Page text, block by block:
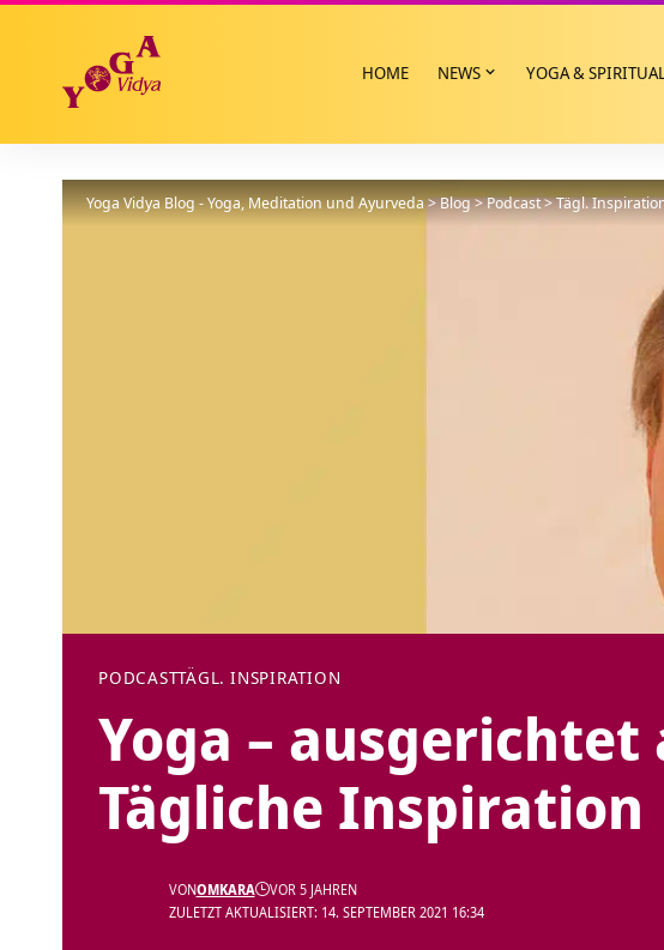
HOME NEWS YOGA &
Yoga Vidya Blog - Yoga, Meditation und Ayurveda>Blog>Podcast>Tägl.
PODCASTTÄGL. INSPIRATION
Yoga –
Tägliche Inspiration
ZULETZT AKTUALISIERT: 14. SEPTEMBER 2021 16:34
VONOMKARA VOR 5 JAHREN